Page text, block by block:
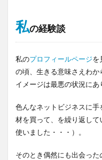
私の経験談
私のプロフィールページを
の頃、生きる意味さえわ
イメージは最悪の状況にあ
色んなネットビジネスに
材を買って、を繰り返し
使いました・・・）。
そのとき偶然にも出会った